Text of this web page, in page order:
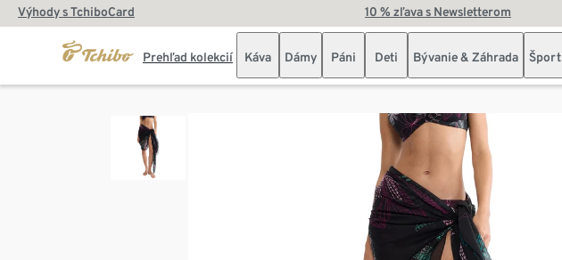
Výhody s TchiboCard 10 % zľava s Newsletterom
Prehľad kolekcií Káva Dámy Páni Deti Bývanie & Záhrada Šport